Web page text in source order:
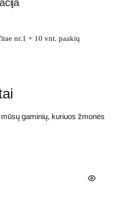
nr.1 + 10 vnt. paakių
gaminių, kuriuos žmonės